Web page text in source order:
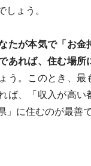
しょう。
たが本気で「お金
あれば、住む場所
う。このとき、最
ば、「収入が高い
」に住むのが最善で